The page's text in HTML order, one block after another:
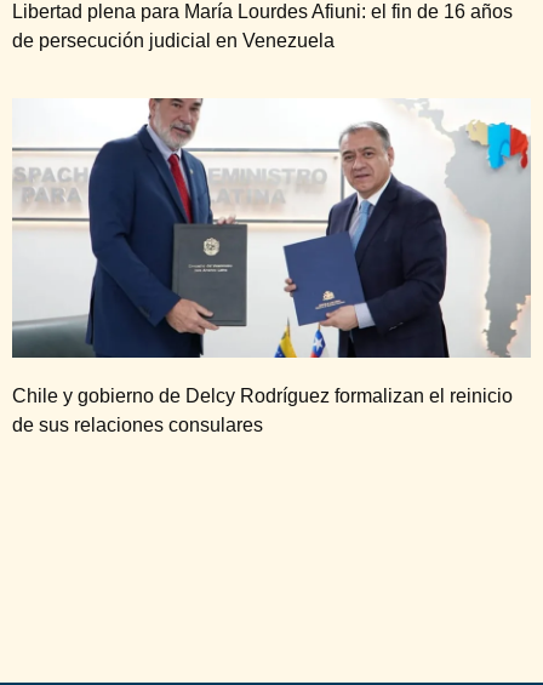
Libertad plena para María Lourdes Afiuni: el fin de 16 años
de persecución judicial en Venezuela
Chile y gobierno de Delcy Rodríguez formalizan el reinicio
de sus relaciones consulares